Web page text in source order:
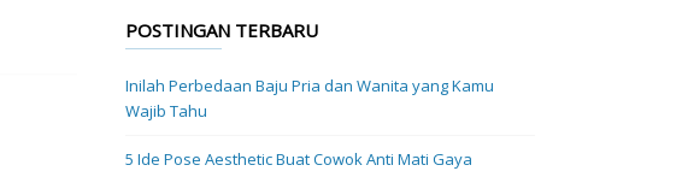
POSTINGAN TERBARU
Inilah Perbedaan Baju Pria dan Wanita yang Kamu
Wajib Tahu
5 Ide Pose Aesthetic Buat Cowok Anti Mati Gaya